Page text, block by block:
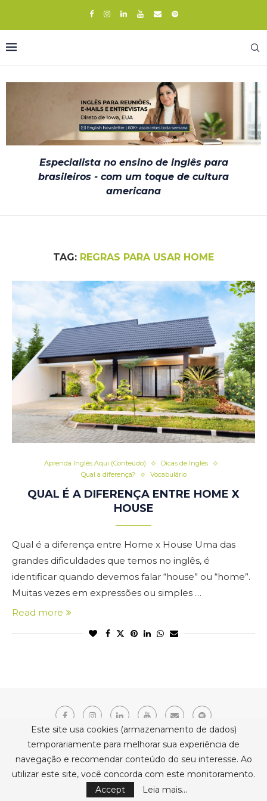
Especialista no ensino de inglês para
brasileiros - com um toque de cultura
americana
TAG: REGRAS PARA USAR HOME
Aprenda Inglês Aqui (Conteúdo)
Dicas de Inglês
Qual a diferença?
Vocabulário
QUAL É A DIFERENÇA ENTRE HOME X
HOUSE
Qual é a diferença entre Home x House Uma das
grandes dificuldades que temos no inglês, é
identificar quando devemos falar “house” ou “home”.
Muitas vezes em expressões ou simples …
Read more
Copyright © 2021 Erika Belmonte. Todos os direitos reservados.
BACK TO TOP
Este site usa cookies (armazenamento de dados)
temporariamente para melhorar sua experiência de
navegação e recomendar conteúdo do seu interesse. Ao
utilizar este site, você concorda com este monitoramento.
Accept
Leia mais...